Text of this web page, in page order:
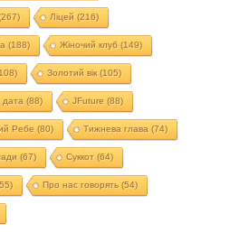
Ліцей (216)
(188) Жіночий клуб (149)
Золотий вік(105)
дата (88) JFuture (88)
Ребе (80) Тижнева глава (74)
(67) Суккот (64)
Про нас говорять (54)